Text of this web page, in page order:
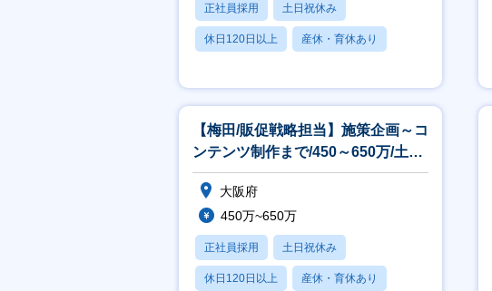
正社員採用 土日祝休み
休日120日以上 産休・育休あり
【梅田/販促戦略担当】施策企画～コ
ンテンツ制作まで/450～650万/土日
祝休み/充実の福利厚生
大阪府
450万~650万
正社員採用 土日祝休み
休日120日以上 産休・育休あり